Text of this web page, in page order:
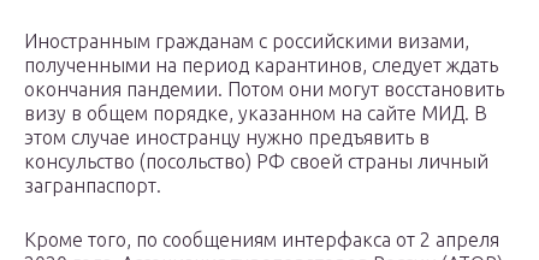
Иностранным гражданам с российскими визами,
полученными на период карантинов, следует ждать
окончания пандемии. Потом они могут восстановить
визу в общем порядке, указанном на сайте МИД. В
этом случае иностранцу нужно предъявить в
консульство (посольство) РФ своей страны личный
загранпаспорт.
Кроме того, по сообщениям интерфакса от 2 апреля